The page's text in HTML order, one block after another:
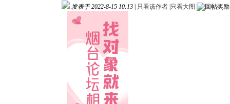
发表于 2022-8-15 10:13
只看该作者 只看大图